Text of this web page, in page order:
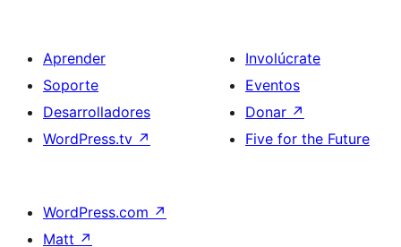
Aprender
Soporte
Desarrolladores
WordPress.tv ↗
Involúcrate
Eventos
Donar ↗
Five for the Future
WordPress.com ↗
Matt ↗